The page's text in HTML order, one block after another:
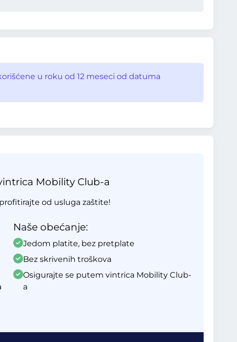
u roku od 12 meseci od datuma
Mobility Club-a
od usluga zaštite!
Naše obećanje:
Jedom platite, bez pretplate
Bez skrivenih troškova
Osigurajte se putem vintrica Mobility Club-
a